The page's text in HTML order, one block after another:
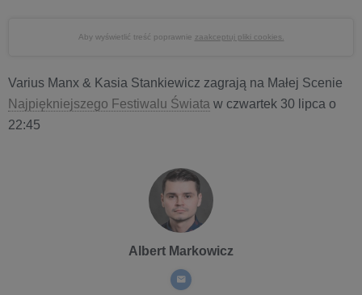
Aby wyświetlić treść poprawnie zaakceptuj pliki cookies.
Varius Manx & Kasia Stankiewicz zagrają na Małej Scenie
Najpiękniejszego Festiwalu Świata w czwartek 30 lipca o
22:45
Albert Markowicz